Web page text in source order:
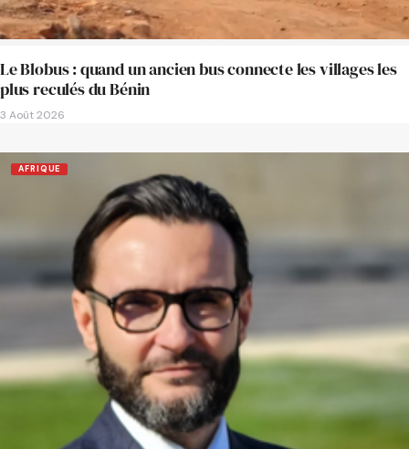
Le Blobus : quand un ancien bus connecte les villages les
plus reculés du Bénin
3 Août 2026
AFRIQUE